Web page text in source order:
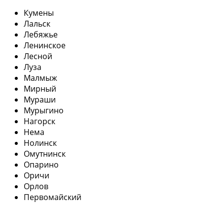
Кумены
Лальск
Лебяжье
Ленинское
Лесной
Луза
Малмыж
Мирный
Мураши
Мурыгино
Нагорск
Нема
Нолинск
Омутнинск
Опарино
Оричи
Орлов
Первомайский